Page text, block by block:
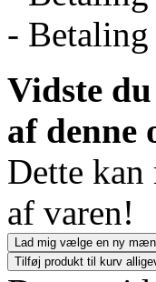
-
Vidste
af denne
Dette kan
af varen!
Lad mig vælge en ny
Tilføj produkt til kurv